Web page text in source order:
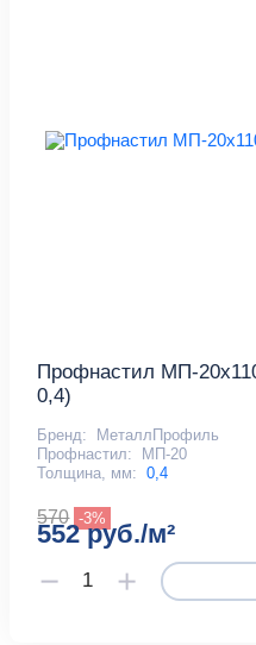
Профнастил МП-
0,4)
Бренд:
МеталлПрофиль
Профнастил:
МП-20
Толщина, мм: 0,4
570 -3%
552 руб./м²